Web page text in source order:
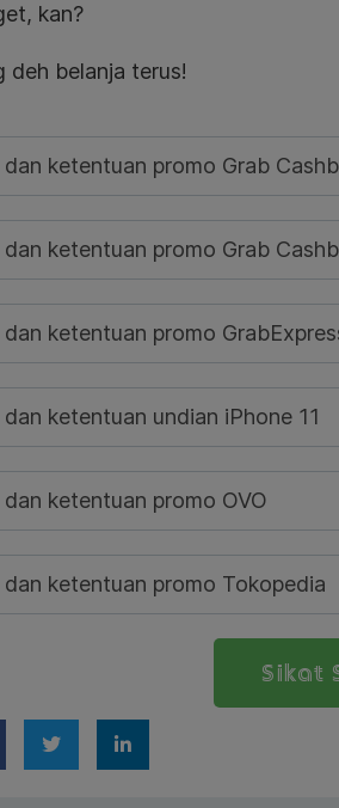
kan?
deh belanja terus!
ketentuan promo Grab
ketentuan promo Grab
dan ketentuan promo
ketentuan undian iPhone 11
ketentuan promo OVO
dan ketentuan promo Tokopedia
Sikat